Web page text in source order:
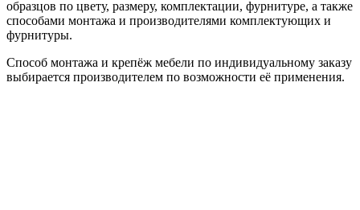
образцов по цвету, размеру, комплектации, фурнитуре, а также
способами монтажа и производителями комплектующих и
фурнитуры.
Способ монтажа и крепёж мебели по индивидуальному заказу
выбирается производителем по возможности её применения.